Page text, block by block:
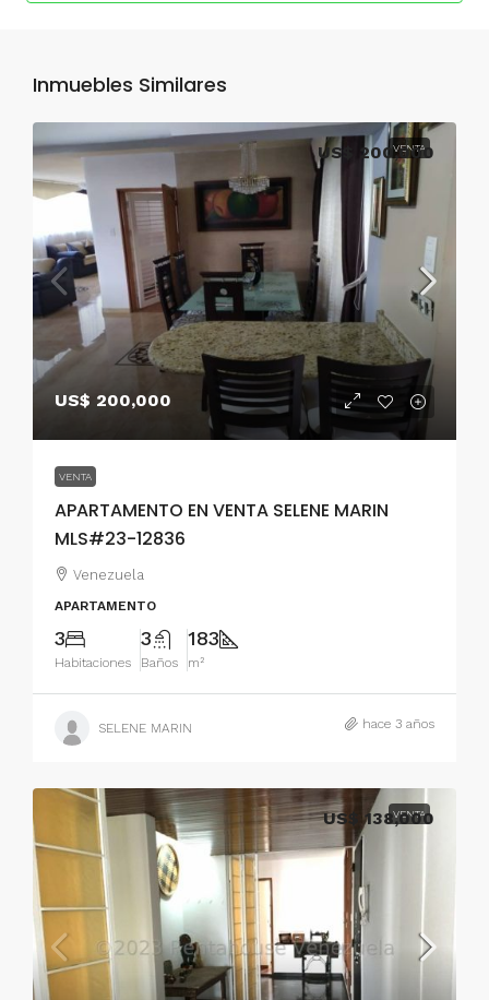
Inmuebles Similares
VENTA
US$ 200,000
VENTA
APARTAMENTO EN VENTA SELENE MARIN
MLS#23-12836
US$ 200,000
Venezuela
APARTAMENTO
3
Habitaciones
3
Baños
183
m²
SELENE MARIN hace 3 años
VENTA
US$ 138,000